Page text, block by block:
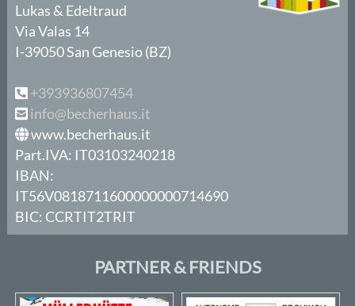
Lukas & Edeltraud
Via Valas 14
I-39050 San Genesio (BZ)
+393936807454
info@becherhaus.it
www.becherhaus.it
Part.IVA: IT03103240218
IBAN:
IT56V0818711600000000714690
BIC: CCRTIT2TRIT
PARTNER & FRIENDS